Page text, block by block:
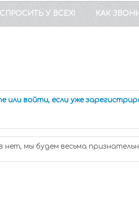
СПРОСИТЬ У ВСЕХ! КАК
или войти, если уже
мы будем весьма